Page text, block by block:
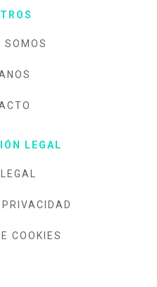
SOMOS
LEGAL
COOKIES